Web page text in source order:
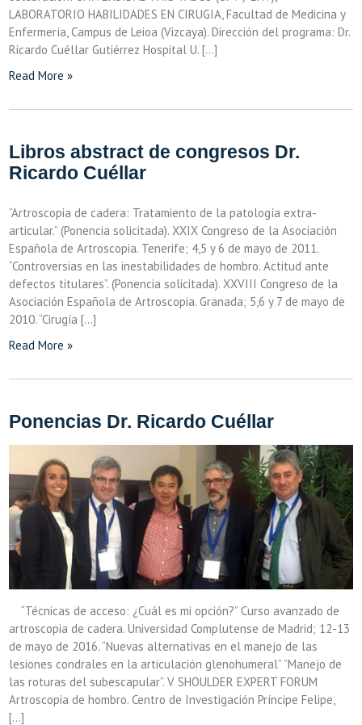
LABORATORIO HABILIDADES EN CIRUGIA, Facultad de Medicina y
Enfermería, Campus de Leioa (Vizcaya). Dirección del programa: Dr.
Ricardo Cuéllar Gutiérrez Hospital U. […]
Read More »
Libros abstract de congresos Dr.
Ricardo Cuéllar
“Artroscopia de cadera: Tratamiento de la patología extra-
articular.” (Ponencia solicitada). XXIX Congreso de la Asociación
Española de Artroscopia. Tenerife; 4,5 y 6 de mayo de 2011.
“Controversias en las inestabilidades de hombro. Actitud ante
defectos titulares”. (Ponencia solicitada). XXVIII Congreso de la
Asociación Española de Artroscopia. Granada; 5,6 y 7 de mayo de
2010. “Cirugía […]
Read More »
Ponencias Dr. Ricardo Cuéllar
“Técnicas de acceso: ¿Cuál es mi opción?” Curso avanzado de
artroscopia de cadera. Universidad Complutense de Madrid; 12-13
de mayo de 2016. “Nuevas alternativas en el manejo de las
lesiones condrales en la articulación glenohumeral” ”Manejo de
las roturas del subescapular”. V SHOULDER EXPERT FORUM
Artroscopia de hombro. Centro de Investigación Príncipe Felipe,
[…]